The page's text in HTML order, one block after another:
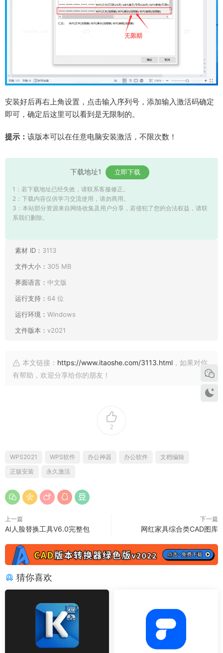
安装好后再右上角设置，点击输入序列号，添加输入激活码确定
即可，确定后这里可以看到是无限制的。
提示： 该版本可以在任意电脑安装激活，不限次数！
下载地址1 立即下载
1：若下载地址已经失效，请联系客服修正。
2：下载内容仅供学习交流使用，请勿商用。
3：本站部分资源来自网络收集及用户分享，若侵犯了您的合法权益，请联
系我们删除。
素材 ID： 3113
文件大小： 305 MB
界面语言： 中文版
运行支持： 64 位
运行环境： Windows
文件版本： v2021
本文链接： https://www.itaoshe.com/3113.html ，如果对你
有帮助，欢迎分享给你的朋友！
2
WPS2021 WPS软件 办公神器 办公软件
文档编辑
正版安装
永久激活
上一篇
AI人脸替换工具V6.0完整包
下一篇
网红家具综合类CAD图库
猜你喜欢